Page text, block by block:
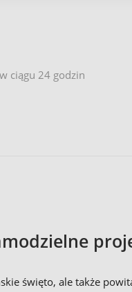
ciągu 24 godzin
święto, ale także